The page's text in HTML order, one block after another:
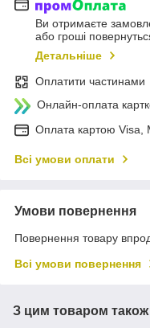
Ви отримаєте
або гроші
Детальніше
Оплатити частинами
Онлайн-оплата
Оплата картою Visa,
Всі умови оплати
Умови повернення
Повернення товару
Всі умови повернення
З цим товаром